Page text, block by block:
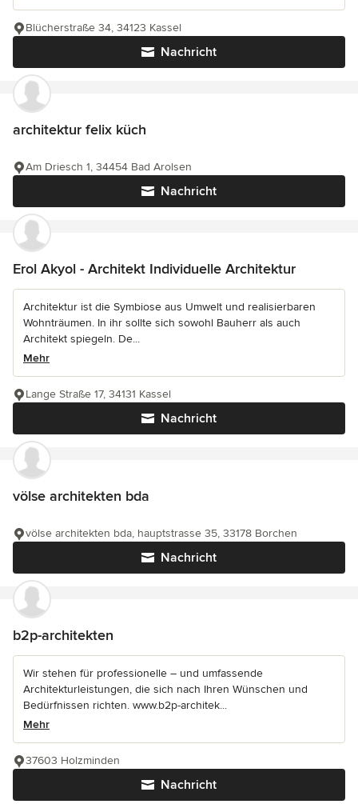
Nachricht
Blücherstraße 34, 34123 Kassel
architektur felix küch
Nachricht
Am Driesch 1, 34454 Bad Arolsen
Erol Akyol - Architekt Individuelle Architektur
Architektur ist die Symbiose aus Umwelt und realisierbaren
Wohnträumen. In ihr sollte sich sowohl Bauherr als auch
Architekt spiegeln. De...
Mehr
Nachricht
Lange Straße 17, 34131 Kassel
völse architekten bda
Nachricht
völse architekten bda, hauptstrasse 35, 33178 Borchen
b2p-architekten
Wir stehen für professionelle – und umfassende
Architekturleistungen, die sich nach Ihren Wünschen und
Bedürfnissen richten. www.b2p-architek...
Mehr
Nachricht
37603 Holzminden